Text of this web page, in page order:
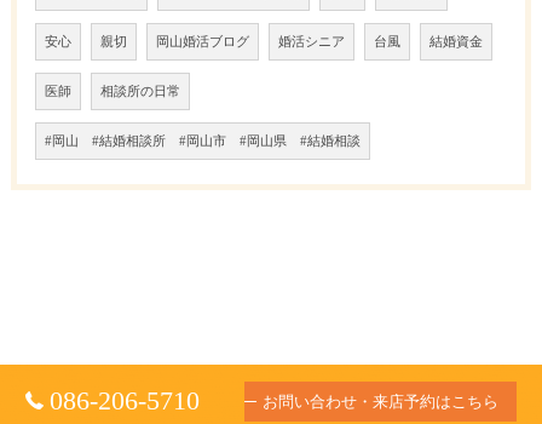
安心 親切 岡山婚活ブログ 婚活シニア 台風 結婚資金
医師 相談所の日常
#岡山 #結婚相談所 #岡山市 #岡山県 #結婚相談
086-206-5710 お問い合わせ・来店予約はこちら